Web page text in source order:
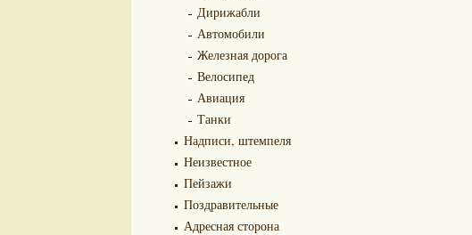
Дирижабли
Автомобили
Железная дорога
Велосипед
Авиация
Танки
Надписи, штемпеля
Неизвестное
Пейзажи
Поздравительные
Адресная сторона